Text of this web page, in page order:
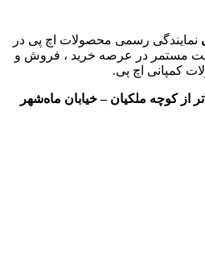
نمایندگی رسمی محصولات اچ پی در
مستمر در عرصه خرید ، فروش و
کمپانی اچ پی.
از کوچه ملکیان – خیابان ماه‌شهر